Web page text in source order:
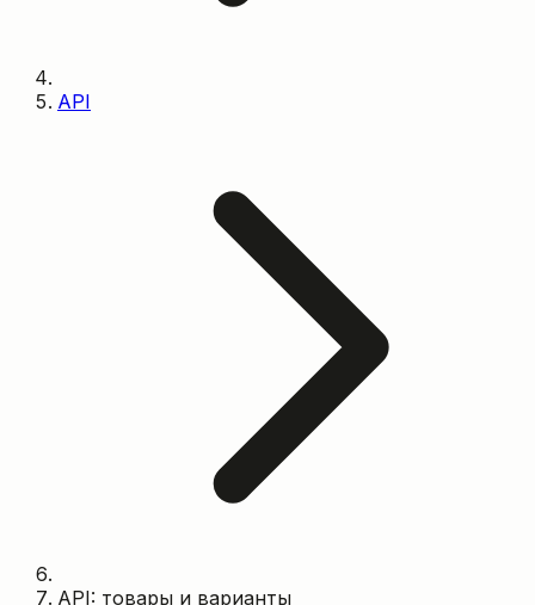
API
API: товары и варианты